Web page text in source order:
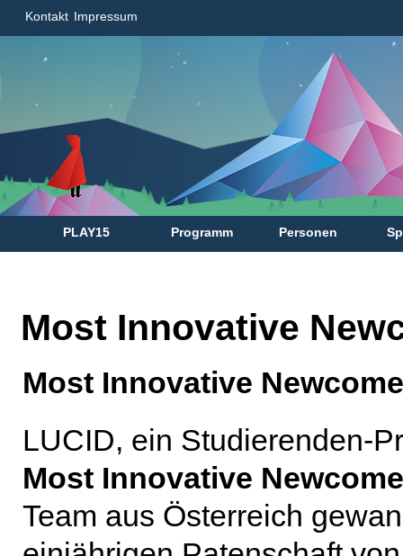
Kontakt Impressum
PLAY15 Programm Personen
Most Innovative
Most Innovative
LUCID, ein Studierenden-
Most Innovative
Team aus Österreich